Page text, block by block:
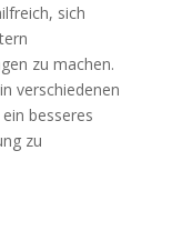
sich
zu machen.
verschiedenen
besseres
zu